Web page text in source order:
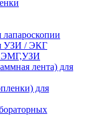
УЗИ / ЭКГ
ЭМГ,УЗИ
лента) для
для